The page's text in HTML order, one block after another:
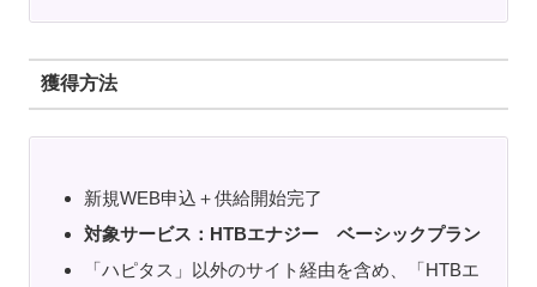
獲得方法
新規WEB申込＋供給開始完了
対象サービス：HTBエナジー ベーシックプラン
「ハピタス」以外のサイト経由を含め、「HTBエ